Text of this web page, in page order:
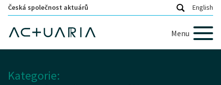
Česká společnost aktuárů English
Menu
Kategorie: